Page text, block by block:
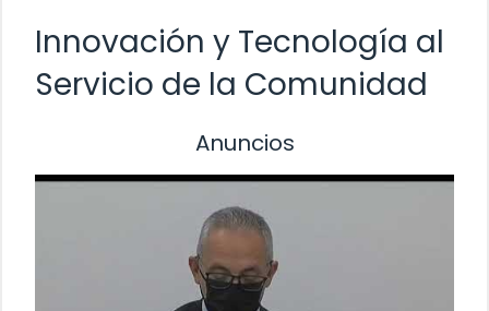
Innovación y Tecnología al
Servicio de la Comunidad
Anuncios